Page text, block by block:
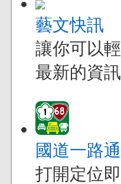
藝文快訊
讓你可以
最新的資
國道一路
打開定位